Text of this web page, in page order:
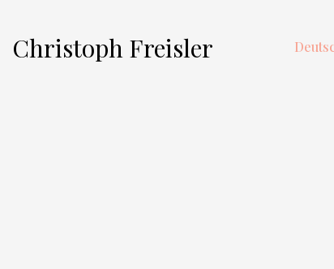
Christoph Freisler